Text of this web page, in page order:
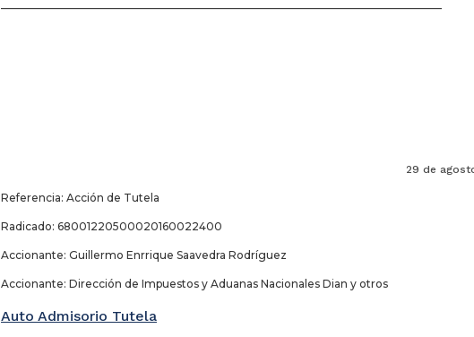
29 de agosto
Referencia: Acción de Tutela
Radicado: 68001220500020160022400
Accionante: Guillermo Enrrique Saavedra Rodríguez
Accionante: Dirección de Impuestos y Aduanas Nacionales Dian y otros
Auto Admisorio Tutela